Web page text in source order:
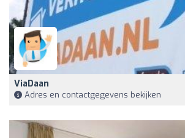
ViaDaan
Adres en contactgegevens bekijken